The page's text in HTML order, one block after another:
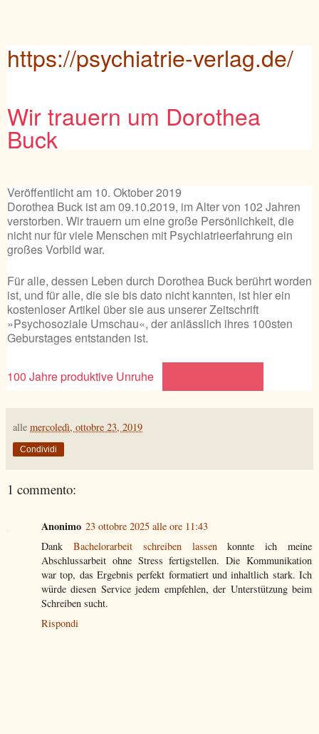
https://psychiatrie-verlag.de/
Wir trauern um Dorothea
Buck
Veröffentlicht am 10. Oktober 2019
Dorothea Buck ist am 09.10.2019, im Alter von 102 Jahren
verstorben. Wir trauern um eine große Persönlichkeit, die
nicht nur für viele Menschen mit Psychiatrieerfahrung ein
großes Vorbild war.
Für alle, dessen Leben durch Dorothea Buck berührt worden
ist, und für alle, die sie bis dato nicht kannten, ist hier ein
kostenloser Artikel über sie aus unserer Zeitschrift
»Psychosoziale Umschau«, der anlässlich ihres 100sten
Geburstages entstanden ist.
100 Jahre produktive Unruhe
alle mercoledì, ottobre 23, 2019
Condividi
1 commento:
Anonimo 23 ottobre 2025 alle ore 11:43
Dank Bachelorarbeit schreiben lassenkonnte ich meine
Abschlussarbeit ohne Stress fertigstellen. Die Kommunikation
war top, das Ergebnis perfekt formatiert und inhaltlich stark. Ich
würde diesen Service jedem empfehlen, der Unterstützung beim
Schreiben sucht.
Rispondi